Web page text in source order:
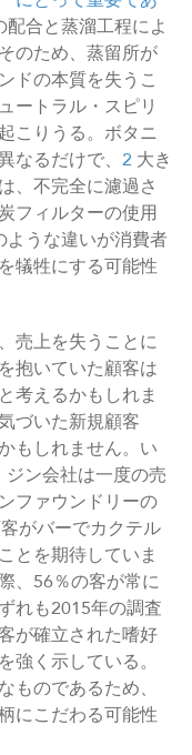
配合と蒸溜工程によ
のため、蒸留所が
ドの本質を失うこ
ートラル・スピリ
こりうる。ボタニ
なるだけで、 2 大き
、不完全に濾過さ
フィルターの使用
ような違いが消費者
犠牲にする可能性
売上を失うことに
抱いていた顧客は
考えるかもしれま
づいた新規顧客
もしれません。い
ン会社は一度の売
ファウンドリーの
がバーでカクテル
とを期待していま
、56％の客が常に
れも2015年の調査
が確立された嗜好
強く示している。
ものであるため、
にこだわる可能性